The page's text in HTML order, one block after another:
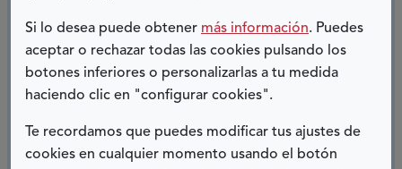
Si lo desea puede obtener más información. Puedes
aceptar o rechazar todas las cookies pulsando los
botones inferiores o personalizarlas a tu medida
haciendo clic en "configurar cookies".
Te recordamos que puedes modificar tus ajustes de
cookies en cualquier momento usando el botón
Hace dos meses que me he casado con mi novia,
también afectada por una enfermedad
neuromuscular, así que puedo decir que gracias
a la federación he conseguido la máxima
felicidad.